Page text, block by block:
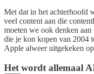
Met dat in het achterhoofd
veel content aan die
moeten we ook denken
die je kon kopen van 2004
Apple alweer uitgekeken
Het wordt allemaal